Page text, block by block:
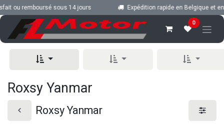
Se rendre au contenu
ou remboursé sous 14 jours Expédition rapide en Belgique et en
0
Roxsy Yanmar
Roxsy Yanmar